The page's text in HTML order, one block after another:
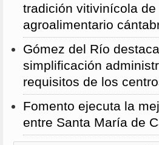
tradición vitivinícola
agroalimentario
Gómez del Río
simplificación
requisitos de los
Fomento ejecuta la
entre Santa María de